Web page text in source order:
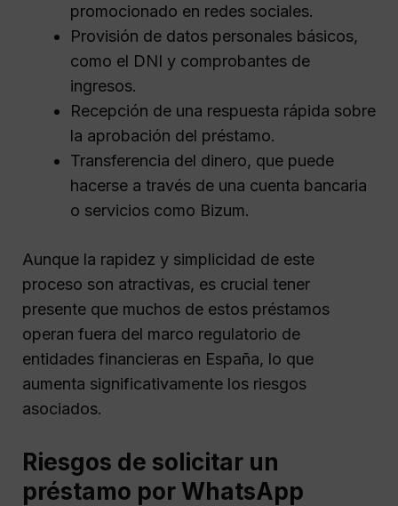
promocionado en redes sociales.
Provisión de datos personales básicos,
como el DNI y comprobantes de
ingresos.
Recepción de una respuesta rápida sobre
la aprobación del préstamo.
Transferencia del dinero, que puede
hacerse a través de una cuenta bancaria
o servicios como Bizum.
Aunque la rapidez y simplicidad de este
proceso son atractivas, es crucial tener
presente que muchos de estos préstamos
operan fuera del marco regulatorio de
entidades financieras en España, lo que
aumenta significativamente los riesgos
asociados.
Riesgos de solicitar un
préstamo por WhatsApp